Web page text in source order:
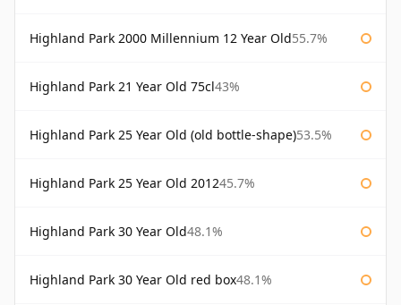
Highland Park 2000 Millennium 12 Year Old55.7%
Highland Park 21 Year Old 75cl43%
Highland Park 25 Year Old (old bottle-shape)53.5%
Highland Park 25 Year Old 201245.7%
Highland Park 30 Year Old48.1%
Highland Park 30 Year Old red box48.1%